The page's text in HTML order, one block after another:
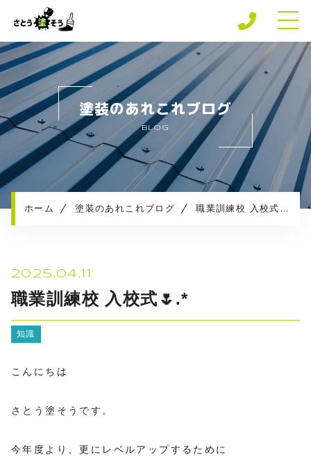
ホーム
専門店の強み
さとう塗そうの安心保障
施工メニュー
施工実績
施工の流れ
塗装のあれこれブログ
BLOG
ホーム 塗装のあれこれブログ 職業訓練校 入校式🌷.*
2025.04.11
職業訓練校 入校式🌷.*
知識
こんにちは
さとう塗そうです。
今年度より、更にレベルアップするために